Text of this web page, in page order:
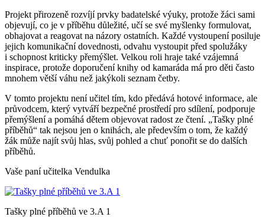
Projekt přirozeně rozvíjí prvky badatelské výuky, protože žáci sami
objevují, co je v příběhu důležité, učí se své myšlenky formulovat,
obhajovat a reagovat na názory ostatních. Každé vystoupení posiluje
jejich komunikační dovednosti, odvahu vystoupit před spolužáky
i schopnost kriticky přemýšlet. Velkou roli hraje také vzájemná
inspirace, protože doporučení knihy od kamaráda má pro děti často
mnohem větší váhu než jakýkoli seznam četby.
V tomto projektu není učitel tím, kdo předává hotové informace, ale
průvodcem, který vytváří bezpečné prostředí pro sdílení, podporuje
přemýšlení a pomáhá dětem objevovat radost ze čtení. „Tašky plné
příběhů“ tak nejsou jen o knihách, ale především o tom, že každý
žák může najít svůj hlas, svůj pohled a chuť ponořit se do dalších
příběhů.
Vaše paní učitelka Vendulka
Tašky plné příběhů ve 3.A 1